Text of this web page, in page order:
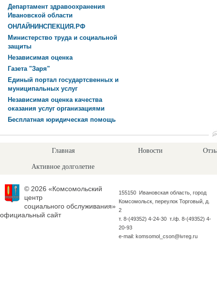
Департамент здравоохранения
Ивановской области
ОНЛАЙНИНСПЕКЦИЯ.РФ
Министерство труда и социальной
защиты
Независимая оценка
Газета "Заря"
Единый портал государтсвенных и
муниципальных услуг
Независимая оценка качества
оказания услуг организациями
Бесплатная юридическая помощь
Главная Новости
Активное долголетие
© 2026 «Комсомольский
центр
социального обслуживания»
официальный сайт
155150 Ивановская область, город
Комсомольск, переулок Торговый, д.
2
т. 8-(49352) 4-24-30 т./ф. 8-(49352) 4-
20-93
e-mail: komsomol_cson@ivreg.ru